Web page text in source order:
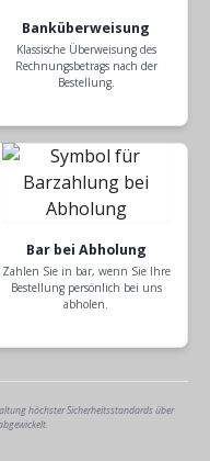
Banküberweisung
Klassische Überweisung des
Rechnungsbetrags nach der
Bestellung.
Bar bei Abholung
Zahlen Sie in bar, wenn Sie Ihre
Bestellung persönlich bei uns
abholen.
höchster Sicherheitsstandards über